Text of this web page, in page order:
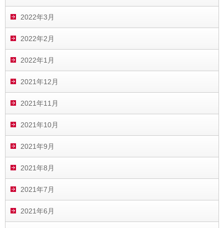
2022年3月
2022年2月
2022年1月
2021年12月
2021年11月
2021年10月
2021年9月
2021年8月
2021年7月
2021年6月